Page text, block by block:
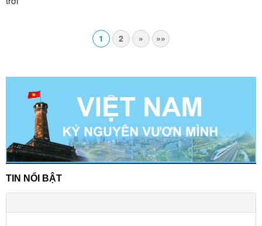
1 2 » »»
TIN NỔI BẬT